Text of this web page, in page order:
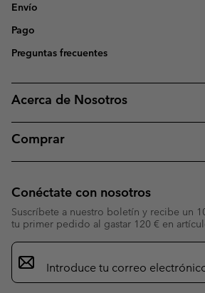
Envío
Pago
Preguntas frecuentes
Acerca de Nosotros
Comprar
Conéctate con nosotros
Suscríbete a nuestro boletín y recibe un
tu primer pedido al gastar 120 € en
Suscripción
de
correo